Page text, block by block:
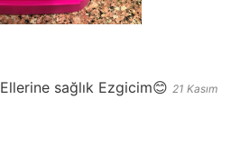
Ellerine sağlık Ezgicim😊 21 Kasım